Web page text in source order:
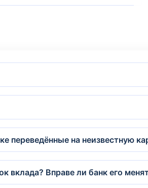
переведённые на неизвестную
вклада? Вправе ли банк его